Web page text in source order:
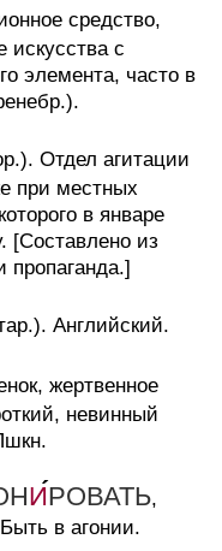
средство,
искусства с
элемента, часто в
Отдел агитации
при местных
в январе
[Составлено из
пропаганда.]
Английский.
жертвенное
невинный
ИРОВАТЬ,
Быть в агонии.